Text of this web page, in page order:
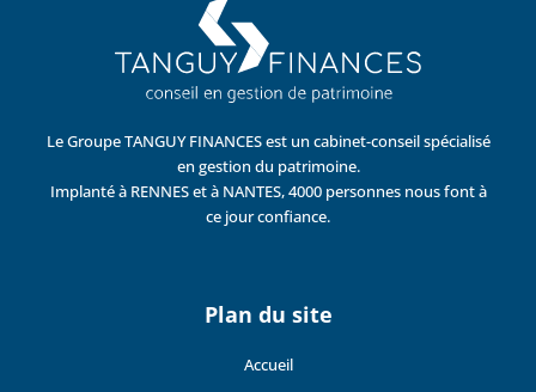
Le Groupe TANGUY FINANCES est un cabinet-conseil spécialisé
en gestion du patrimoine.
Implanté à RENNES et à NANTES, 4000 personnes nous font à
ce jour confiance.
Plan du site
Accueil